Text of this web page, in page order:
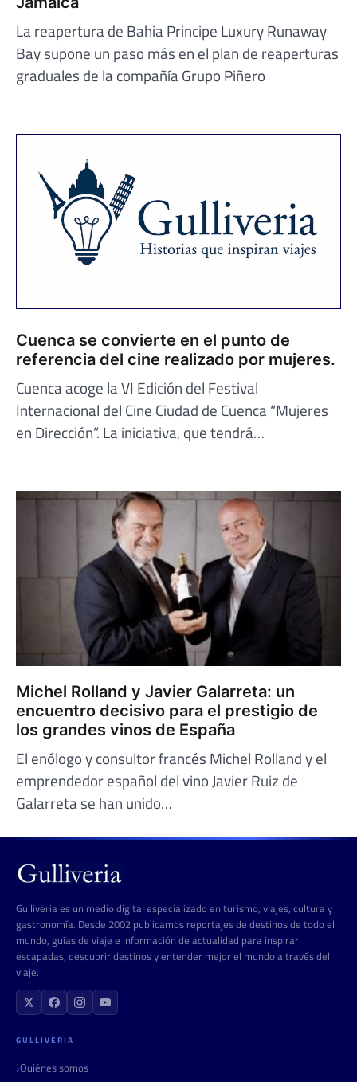
La reapertura de Bahia Principe Luxury Runaway
Bay supone un paso más en el plan de reaperturas
graduales de la compañía Grupo Piñero
Cuenca se convierte en el punto de
referencia del cine realizado por mujeres.
Cuenca acoge la VI Edición del Festival
Internacional del Cine Ciudad de Cuenca “Mujeres
en Dirección”. La iniciativa, que tendrá…
Michel Rolland y Javier Galarreta: un
encuentro decisivo para el prestigio de
los grandes vinos de España
El enólogo y consultor francés Michel Rolland y el
emprendedor español del vino Javier Ruiz de
Galarreta se han unido…
Gulliveria es un medio digital especializado en turismo, viajes, cultura y
gastronomía. Desde 2002 publicamos reportajes de destinos de todo el
mundo, guías de viaje e información de actualidad para inspirar
escapadas, descubrir destinos y entender mejor el mundo a través del
viaje.
GULLIVERIA
Quiénes somos